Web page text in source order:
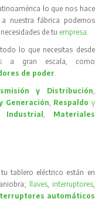
lo que nos hace
nuestra fábrica podemos
de tu empresa
lo que necesitas desde
a gran escala, como
de poder
y Distribución
Generación Respaldo y
Industrial
Materiales
tablero eléctrico están en
llaves, interruptores,
automáticos